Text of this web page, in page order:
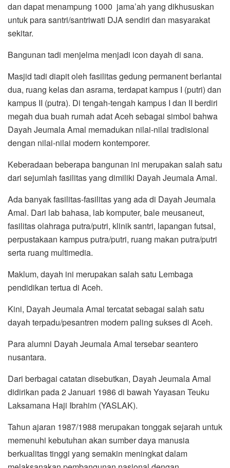
dan dapat menampung 1000 jama’ah yang dikhususkan
untuk para santri/santriwati DJA sendiri dan masyarakat
sekitar.
Bangunan tadi menjelma menjadi icon dayah di sana.
Masjid tadi diapit oleh fasilitas gedung permanent berlantai
dua, ruang kelas dan asrama, terdapat kampus I (putri) dan
kampus II (putra). Di tengah-tengah kampus I dan II berdiri
megah dua buah rumah adat Aceh sebagai simbol bahwa
Dayah Jeumala Amal memadukan nilai-nilai tradisional
dengan nilai-nilai modern kontemporer.
Keberadaan beberapa bangunan ini merupakan salah satu
dari sejumlah fasilitas yang dimiliki Dayah Jeumala Amal.
Ada banyak fasilitas-fasilitas yang ada di Dayah Jeumala
Amal. Dari lab bahasa, lab komputer, bale meusaneut,
fasilitas olahraga putra/putri, klinik santri, lapangan futsal,
perpustakaan kampus putra/putri, ruang makan putra/putri
serta ruang multimedia.
Maklum, dayah ini merupakan salah satu Lembaga
pendidikan tertua di Aceh.
Kini, Dayah Jeumala Amal tercatat sebagai salah satu
dayah terpadu/pesantren modern paling sukses di Aceh.
Para alumni Dayah Jeumala Amal tersebar seantero
nusantara.
Dari berbagai catatan disebutkan, Dayah Jeumala Amal
didirikan pada 2 Januari 1986 di bawah Yayasan Teuku
Laksamana Haji Ibrahim (YASLAK).
Tahun ajaran 1987/1988 merupakan tonggak sejarah untuk
memenuhi kebutuhan akan sumber daya manusia
berkualitas tinggi yang semakin meningkat dalam